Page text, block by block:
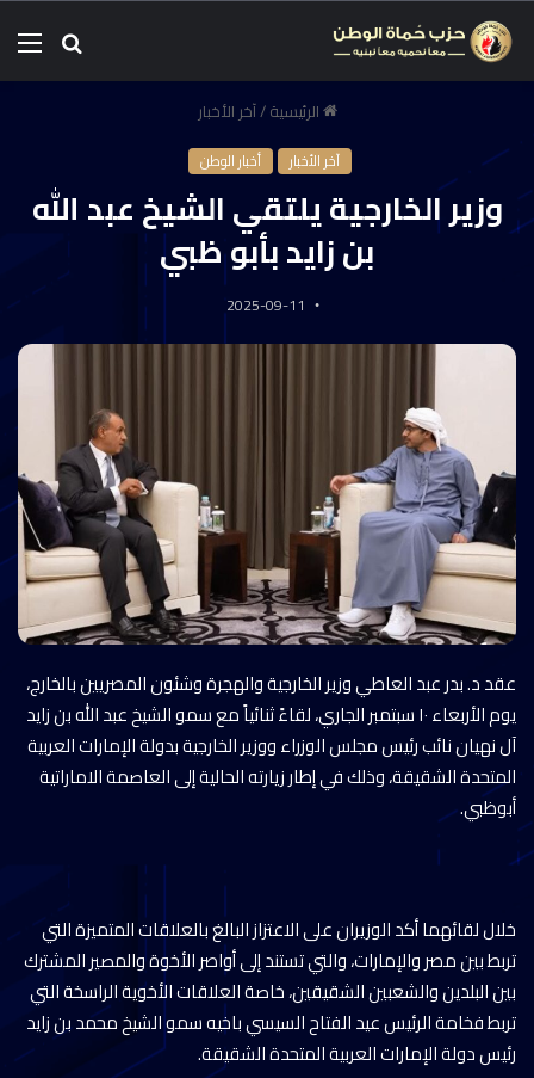
الرئيسية/آخر الأخبار
آخر الأخبار أخبار الوطن
وزير الخارجية يلتقي الشيخ عبد الله
بن زايد بأبو ظبي
2025-09-11
عقد د. بدر عبد العاطي وزير الخارجية والهجرة وشئون المصريين بالخارج،
يوم الأربعاء ١٠ سبتمبر الجاري، لقاءً ثنائياً مع سمو الشيخ عبد الله بن زايد
آل نهيان نائب رئيس مجلس الوزراء ووزير الخارجية بدولة الإمارات العربية
المتحدة الشقيقة، وذلك في إطار زيارته الحالية إلى العاصمة الاماراتية
أبوظبي.
خلال لقائهما أكد الوزيران على الاعتزاز البالغ بالعلاقات المتميزة التي
تربط بين مصر والإمارات، والتي تستند إلى أواصر الأخوة والمصير المشترك
بين البلدين والشعبين الشقيقين، خاصة العلاقات الأخوية الراسخة التي
تربط فخامة الرئيس عيد الفتاح السيسي باخيه سمو الشيخ محمد بن زايد
رئيس دولة الإمارات العربية المتحدة الشقيقة.